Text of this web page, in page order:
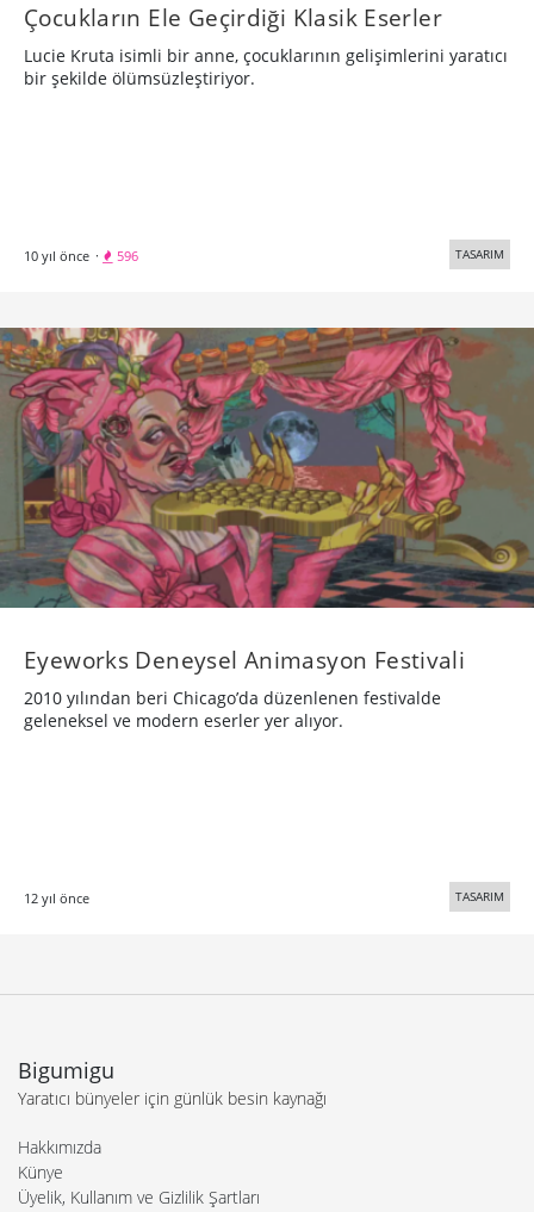
Çocukların Ele Geçirdiği Klasik Eserler
Lucie Kruta isimli bir anne, çocuklarının gelişimlerini yaratıcı
bir şekilde ölümsüzleştiriyor.
10 yıl önce · 596 TASARIM
Eyeworks Deneysel Animasyon Festivali
2010 yılından beri Chicago’da düzenlenen festivalde
geleneksel ve modern eserler yer alıyor.
12 yıl önce TASARIM
Bigumigu
Yaratıcı bünyeler için günlük besin kaynağı
Hakkımızda
Künye
Üyelik, Kullanım ve Gizlilik Şartları